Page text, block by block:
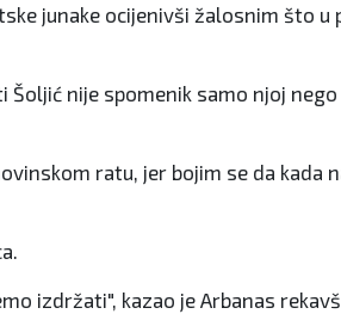
junake ocijenivši žalosnim što
nije spomenik samo njoj
ratu, jer bojim se da kada
izdržati", kazao je Arbanas